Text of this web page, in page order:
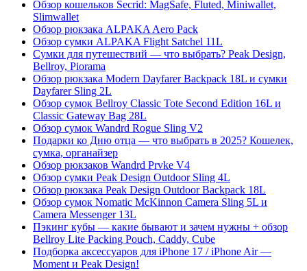
Обзор кошельков Secrid: MagSafe, Fluted, Miniwallet,
Slimwallet
Обзор рюкзака ALPAKA Aero Pack
Обзор сумки ALPAKA Flight Satchel 11L
Сумки для путешествий — что выбрать? Peak Design,
Bellroy, Piorama
Обзор рюкзака Modern Dayfarer Backpack 18L и сумки
Dayfarer Sling 2L
Обзор сумок Bellroy Classic Tote Second Edition 16L и
Classic Gateway Bag 28L
Обзор сумок Wandrd Rogue Sling V2
Подарки ко Дню отца — что выбрать в 2025? Кошелек,
сумка, органайзер
Обзор рюкзаков Wandrd Prvke V4
Обзор сумки Peak Design Outdoor Sling 4L
Обзор рюкзака Peak Design Outdoor Backpack 18L
Обзор сумок Nomatic McKinnon Camera Sling 5L и
Camera Messenger 13L
Пэкинг кубы — какие бывают и зачем нужны + обзор
Bellroy Lite Packing Pouch, Caddy, Cube
Подборка аксессуаров для iPhone 17 / iPhone Air —
Moment и Peak Design!